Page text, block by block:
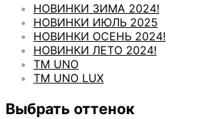
НОВИНКИ ЗИМА 2024!
НОВИНКИ ИЮЛЬ 2025
НОВИНКИ ОСЕНЬ 2024!
НОВИНКИ ЛЕТО 2024!
ТМ UNO
ТМ UNO LUX
Выбрать оттенок